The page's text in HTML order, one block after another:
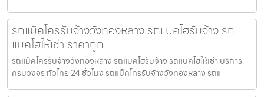
รถแม็คโครรับจ้างวังทองหลาง รถแบคโฮรับจ้าง รถ
แบคโฮให้เช่า ราคาถูก
รถแม็คโครรับจ้างวังทองหลาง รถแบคโฮรับจ้าง รถแบคโฮให้เช่า บริการ
ครบวงจร ทั่วไทย 24 ชั่วโมง รถแม็คโครรับจ้างวังทองหลาง รถแ